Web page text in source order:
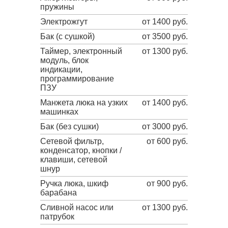
пружины
Электрожгут
от 1400 руб.
Бак (с сушкой)
от 3500 руб.
Таймер, электронный
модуль, блок
индикации,
программирование
ПЗУ
от 1300 руб.
Манжета люка на узких
машинках
от 1400 руб.
Бак (без сушки)
от 3000 руб.
Сетевой фильтр,
конденсатор, кнопки /
клавиши, сетевой
шнур
от 600 руб.
Ручка люка, шкиф
барабана
от 900 руб.
Сливной насос или
патрубок
от 1300 руб.